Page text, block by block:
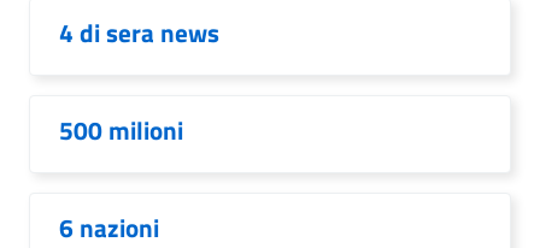
4 di sera news
500 milioni
6 nazioni